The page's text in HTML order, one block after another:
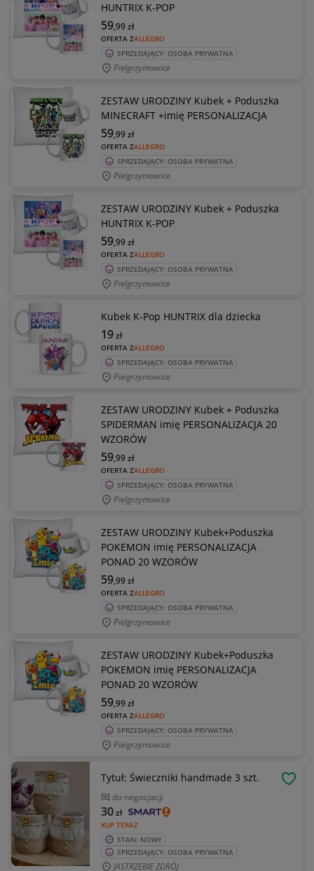
HUNTRIX K-POP
OFERTA ZALLEGRO
59,99zł
SPRZEDAJĄCY: OSOBA PRYWATNA
Pielgrzymowice
ZESTAW URODZINY Kubek + Poduszka
MINECRAFT +imię PERSONALIZACJA
OFERTA ZALLEGRO
59,99zł
SPRZEDAJĄCY: OSOBA PRYWATNA
Pielgrzymowice
ZESTAW URODZINY Kubek + Poduszka
HUNTRIX K-POP
OFERTA ZALLEGRO
59,99zł
SPRZEDAJĄCY: OSOBA PRYWATNA
Pielgrzymowice
Kubek K-Pop HUNTRIX dla dziecka
OFERTA ZALLEGRO
19zł
SPRZEDAJĄCY: OSOBA PRYWATNA
Pielgrzymowice
ZESTAW URODZINY Kubek + Poduszka
SPIDERMAN imię PERSONALIZACJA 20
WZORÓW
OFERTA ZALLEGRO
59,99zł
SPRZEDAJĄCY: OSOBA PRYWATNA
Pielgrzymowice
ZESTAW URODZINY Kubek+Poduszka
POKEMON imię PERSONALIZACJA
PONAD 20 WZORÓW
OFERTA ZALLEGRO
59,99zł
SPRZEDAJĄCY: OSOBA PRYWATNA
Pielgrzymowice
ZESTAW URODZINY Kubek+Poduszka
POKEMON imię PERSONALIZACJA
PONAD 20 WZORÓW
OFERTA ZALLEGRO
59,99zł
SPRZEDAJĄCY: OSOBA PRYWATNA
Pielgrzymowice
Tytuł: Świeczniki handmade 3 szt.
do negocjacji
KUP TERAZ
30zł
STAN: NOWY
SPRZEDAJĄCY: OSOBA PRYWATNA
JASTRZĘBIE ZDRÓJ